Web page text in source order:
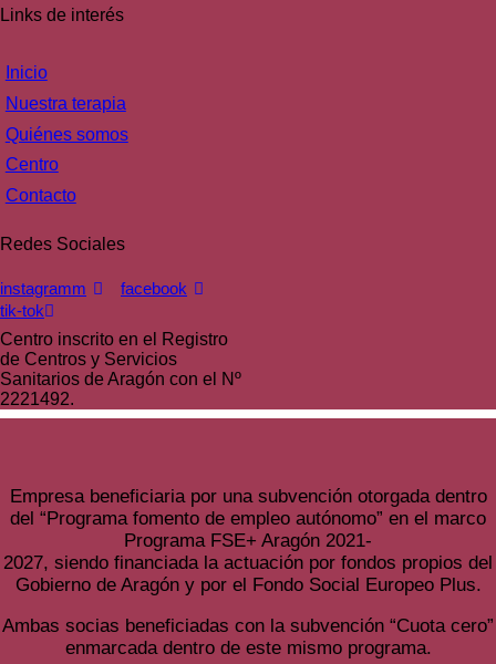
Links de interés
Inicio
Nuestra terapia
Quiénes somos
Centro
Contacto
Redes Sociales
instagramm
facebook
tik-tok
Centro inscrito en el Registro
de Centros y Servicios
Sanitarios de Aragón con el Nº
2221492.
Empresa beneficiaria por una subvención otorgada dentro
del “Programa fomento de empleo autónomo” en el marco
Programa FSE+ Aragón 2021-
2027, siendo financiada la actuación por fondos propios del
Gobierno de Aragón y por el Fondo Social Europeo Plus.
Ambas socias beneficiadas con la subvención “Cuota cero”
enmarcada dentro de este mismo programa.